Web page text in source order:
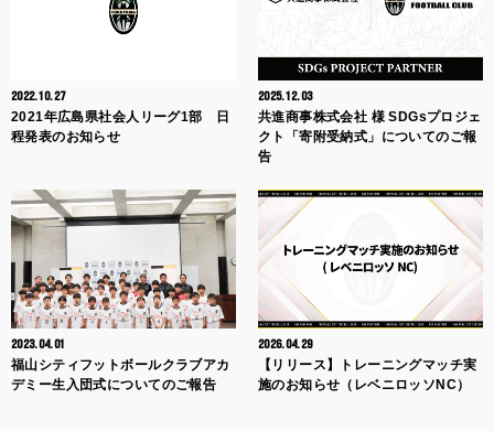
2022.10.27
2021年広島県社会人リーグ1部 日
程発表のお知らせ
2025.12.03
共進商事株式会社 様 SDGsプロジェ
クト「寄附受納式」についてのご報
告
2023.04.01
福山シティフットボールクラブアカ
デミー生入団式についてのご報告
2026.04.29
【リリース】トレーニングマッチ実
施のお知らせ（レベニロッソNC）